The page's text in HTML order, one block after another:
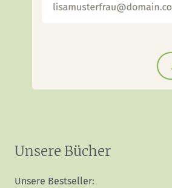
Unsere Bücher
Unsere Bestseller: